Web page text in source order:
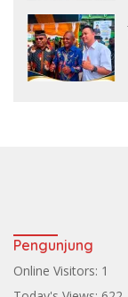
Pengunjung
Online Visitors: 1